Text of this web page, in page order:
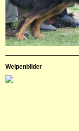
Welpenbilder